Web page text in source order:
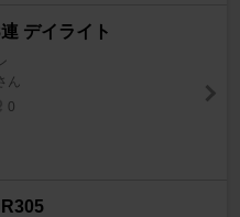
デイライト
ん
0